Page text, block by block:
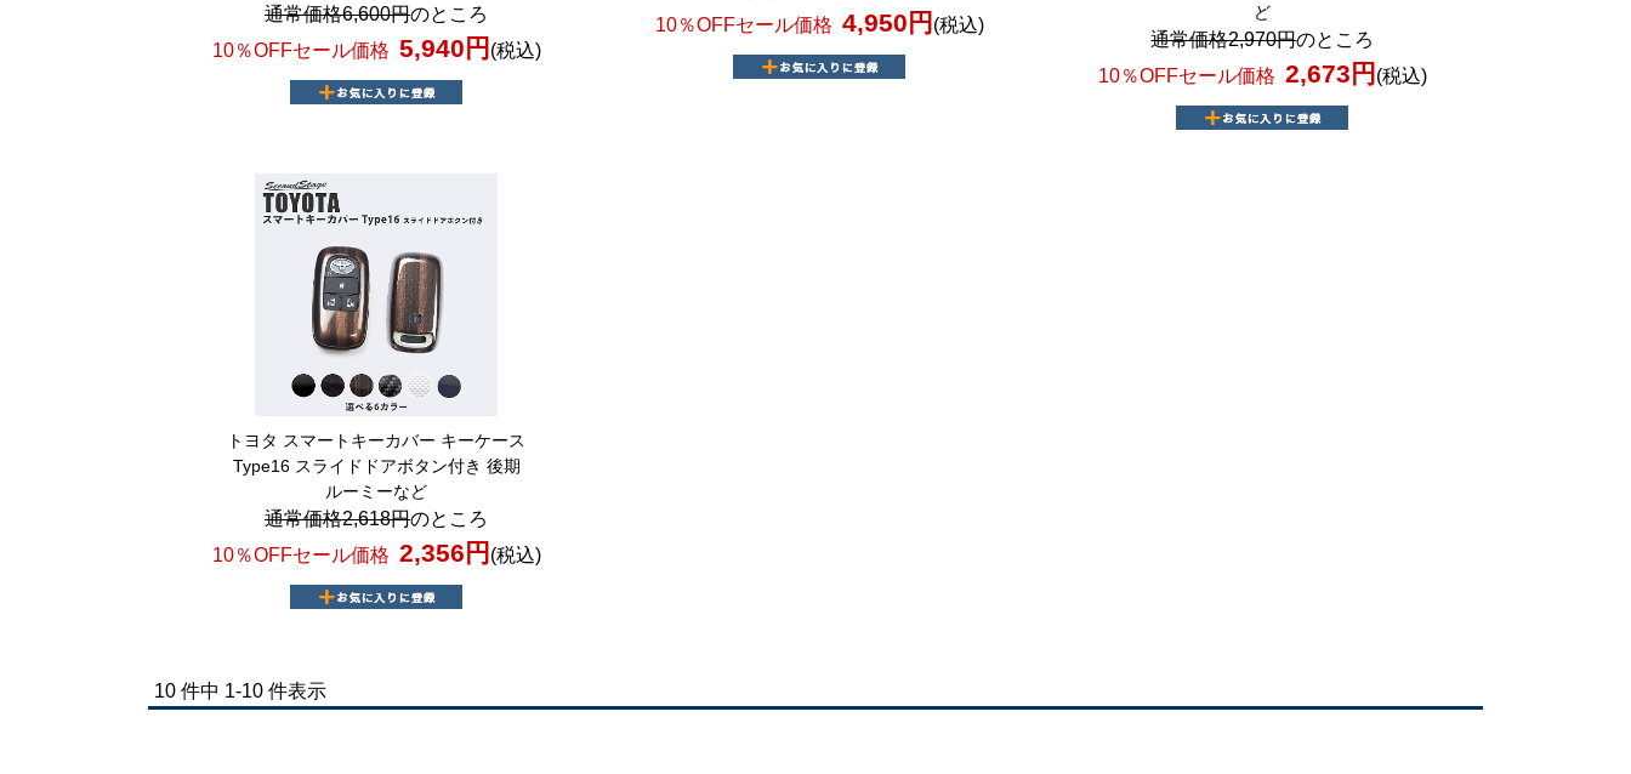
通常価格6,600円のところ
10％OFFセール価格 5,940円 (税込)
10％OFFセール価格 4,950円 (税込)
ど
通常価格2,970円のところ
10％OFFセール価格 2,673円 (税込)
トヨタ スマートキーカバー キーケース
Type16 スライドドアボタン付き 後期
ルーミーなど
通常価格2,618円のところ
10％OFFセール価格 2,356円 (税込)
10 件中 1-10 件表示